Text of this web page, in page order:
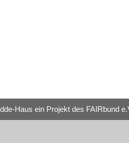
Haus ein Projekt des FAIRbund